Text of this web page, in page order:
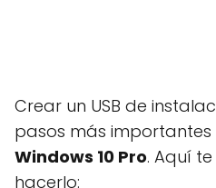
Crear un USB de
pasos más
Windows 10 Pro. Aquí
hacerlo: